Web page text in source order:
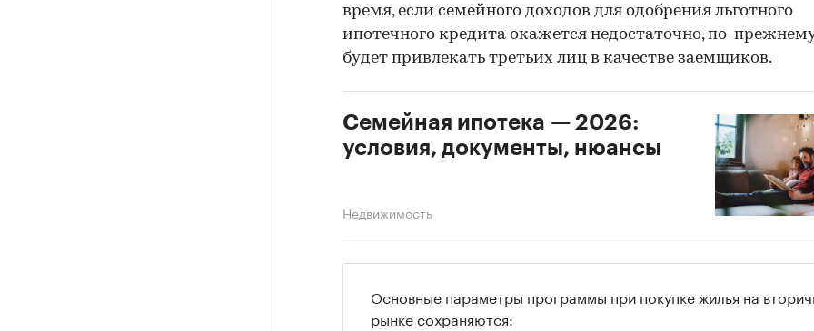
время, если семейного доходов для одобрения льготного
ипотечного кредита окажется недостаточно, по-
будет привлекать третьих лиц в качестве заемщиков.
Семейная ипотека — 2026:
условия, документы, нюансы
Недвижимость
Основные параметры программы при покупке жилья на
рынке сохраняются: